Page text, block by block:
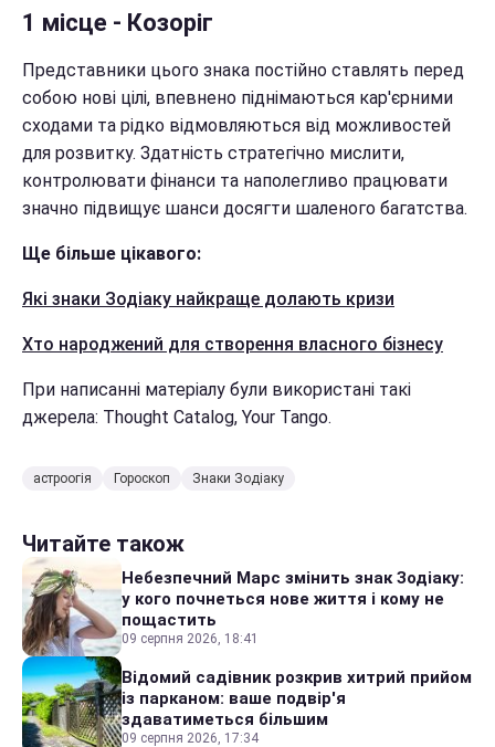
1 місце - Козоріг
Представники цього знака постійно ставлять перед
собою нові цілі, впевнено піднімаються кар'єрними
сходами та рідко відмовляються від можливостей
для розвитку. Здатність стратегічно мислити,
контролювати фінанси та наполегливо працювати
значно підвищує шанси досягти шаленого багатства.
Ще більше цікавого:
Які знаки Зодіаку найкраще долають кризи
Хто народжений для створення власного бізнесу
При написанні матеріалу були використані такі
джерела: Thought Catalog, Your Tango.
астроогія Гороскоп Знаки Зодіаку
Читайте також
Небезпечний Марс змінить знак Зодіаку:
у кого почнеться нове життя і кому не
пощастить
09 серпня 2026, 18:41
Відомий садівник розкрив хитрий прийом
із парканом: ваше подвір'я
здаватиметься більшим
09 серпня 2026, 17:34